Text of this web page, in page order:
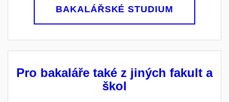
BAKALÁŘSKÉ STUDIUM
Pro bakaláře také z jiných fakult a
škol